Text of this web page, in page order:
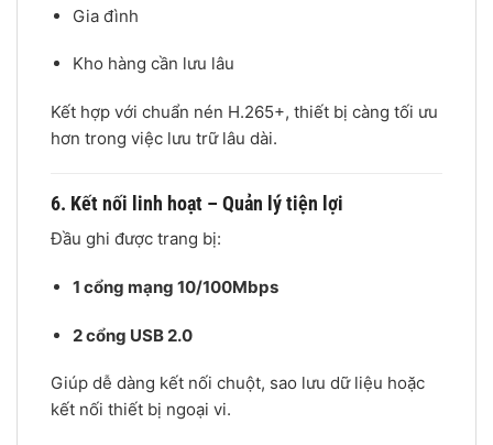
Gia đình
Kho hàng cần lưu lâu
Kết hợp với chuẩn nén H.265+, thiết bị càng tối ưu
hơn trong việc lưu trữ lâu dài.
6. Kết nối linh hoạt – Quản lý tiện lợi
Đầu ghi được trang bị:
1 cổng mạng 10/100Mbps
2 cổng USB 2.0
Giúp dễ dàng kết nối chuột, sao lưu dữ liệu hoặc
kết nối thiết bị ngoại vi.